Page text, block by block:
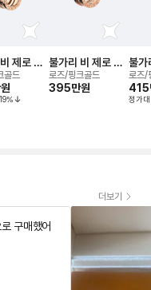
제로 원
45cm)
골드
원
19%
불가리 비 제로 원
레전드 네크리스
로즈/핑크골드
395만원
불가
(체
네크
로즈/
415
정가
더보기
구매했어